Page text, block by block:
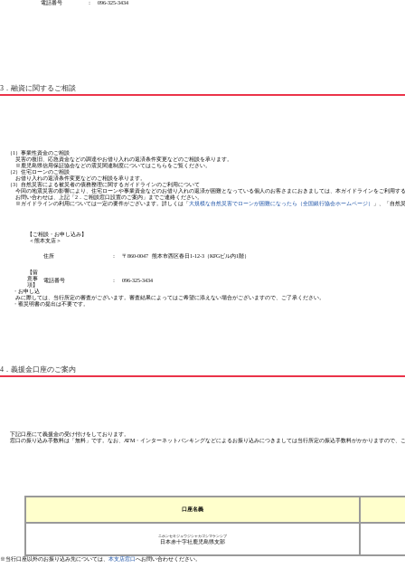
電話番号
： 096-325-3434
3．融資に関するご相談
（1）事業性資金のご相談
災害の復旧、応急資金などの調達やお借り入れの返済条件変更などのご相談を承ります。
※鹿児島県信用保証協会などの震災関連制度についてはこちらをご覧ください。
（2）住宅ローンのご相談
お借り入れの返済条件変更などのご相談を承ります。
（3）自然災害による被災者の債務整理に関するガイドラインのご利用について
今回の地震災害の影響により、住宅ローンや事業資金などのお借り入れの返済が困難となっている個人のお客さまにおきましては、本ガイドラインをご利用す
お問い合わせは、上記「2．ご相談窓口設置のご案内」までご連絡ください。
※ガイドラインの利用については一定の要件がございます。詳しくは「大規模な自然災害でローンが困難になったら（全国銀行協会ホームページ） 」、「自然
【ご相談・お申し込み】
＜熊本支店＞
住所 ： 〒860-0047 熊本市西区春日1-12-3（KFGビル内1階）
電話番号 ： 096-325-3434
【留
意事
項】
・お申し込
みに際しては、当行所定の審査がございます。審査結果によってはご希望に添えない場合がございますので、ご了承ください。
・罹災明書の提出は不要です。
4．義援金口座のご案内
下記口座にて義援金の受け付けをしております。
窓口の振り込み手数料は「無料」です。なお、ATM・インターネットバンキングなどによるお振り込みにつきましては当行所定の振込手数料がかかりますので、
口座名義
ニホンセキジュウジシャカゴシマケンシブ
日本赤十字社鹿児島県支部
※当行口座以外のお振り込み先については、 本支店窓口へお問い合わせください。